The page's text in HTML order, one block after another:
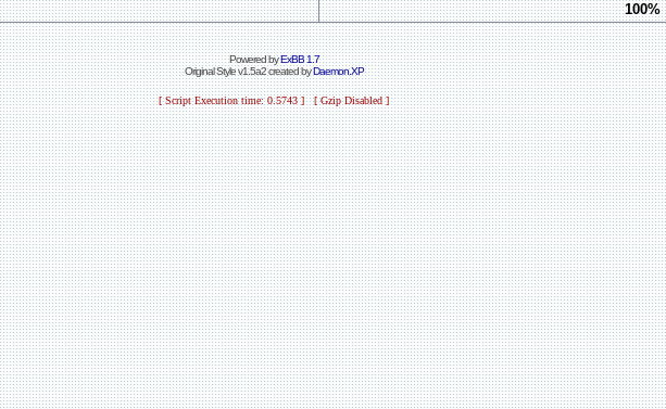
100%
Powered byExBB 1.7
Original Style v1.5a2 created byDaemon.XP
[ Script Execution time: 0.5743 ] [ Gzip Disabled ]